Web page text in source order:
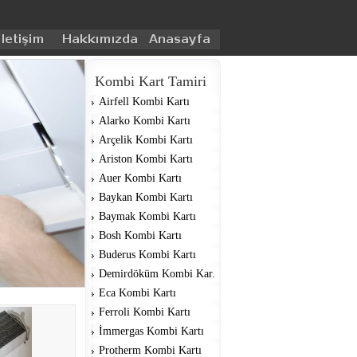
Kombi Kart Tamiri
Airfell Kombi Kartı
Alarko Kombi Kartı
Arçelik Kombi Kartı
Ariston Kombi Kartı
Auer Kombi Kartı
Baykan Kombi Kartı
Baymak Kombi Kartı
Bosh Kombi Kartı
Buderus Kombi Kartı
Demirdöküm Kombi Kar.
Eca Kombi Kartı
Ferroli Kombi Kartı
İmmergas Kombi Kartı
Protherm Kombi Kartı